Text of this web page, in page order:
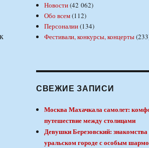
Новости(42 062)
Обо всем(112)
Персоналии(134)
Фестивали, конкурсы, концерты
СВЕЖИЕ ЗАПИСИ
Москва Махачкала самолет:
путешествие между столицами
Девушки Березовский: знакомства
уральском городе с особым